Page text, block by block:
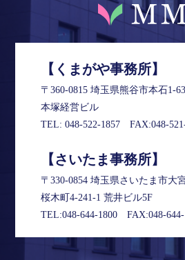
【くまがや事務所】
〒360-0815 埼玉県熊谷市本石1-63
本塚経営ビル
TEL: 048-522-1857 FAX:048-
【さいたま事務所】
〒330-0854 埼玉県さいたま市大
桜木町4-241-1 荒井ビル5F
TEL:048-644-1800 FAX:048-644-